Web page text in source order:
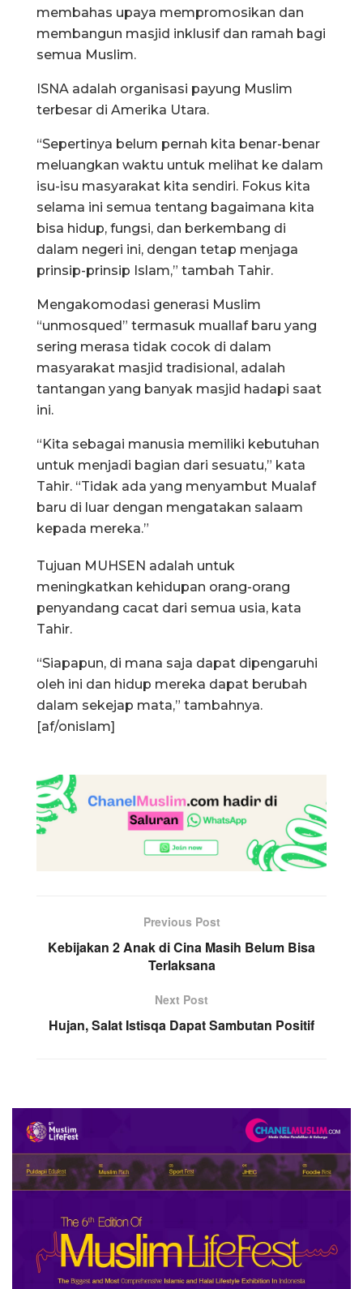
membahas upaya mempromosikan dan
membangun masjid inklusif dan ramah bagi
semua Muslim.
ISNA adalah organisasi payung Muslim
terbesar di Amerika Utara.
“Sepertinya belum pernah kita benar-benar
meluangkan waktu untuk melihat ke dalam
isu-isu masyarakat kita sendiri. Fokus kita
selama ini semua tentang bagaimana kita
bisa hidup, fungsi, dan berkembang di
dalam negeri ini, dengan tetap menjaga
prinsip-prinsip Islam,” tambah Tahir.
Mengakomodasi generasi Muslim
“unmosqued” termasuk muallaf baru yang
sering merasa tidak cocok di dalam
masyarakat masjid tradisional, adalah
tantangan yang banyak masjid hadapi saat
ini.
“Kita sebagai manusia memiliki kebutuhan
untuk menjadi bagian dari sesuatu,” kata
Tahir. “Tidak ada yang menyambut Mualaf
baru di luar dengan mengatakan salaam
kepada mereka.”
Tujuan MUHSEN adalah untuk
meningkatkan kehidupan orang-orang
penyandang cacat dari semua usia, kata
Tahir.
“Siapapun, di mana saja dapat dipengaruhi
oleh ini dan hidup mereka dapat berubah
dalam sekejap mata,” tambahnya.
[af/onislam]
Previous Post
Kebijakan 2 Anak di Cina Masih Belum Bisa
Terlaksana
Next Post
Hujan, Salat Istisqa Dapat Sambutan Positif